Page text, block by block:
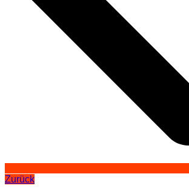
Zurück